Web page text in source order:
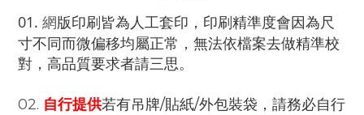
01. 網版印刷皆為人工套印，印刷精準度會因為尺
寸不同而微偏移均屬正常，無法依檔案去做精準校
對，高品質要求者請三思。
02. 自行提供若有吊牌/貼紙/外包裝袋，請務必自行